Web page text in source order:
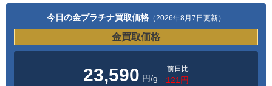
今日の金プラチナ買取価格 （2026年8月7日更新）
金買取価格
23,590 円/g
前日比
-121円